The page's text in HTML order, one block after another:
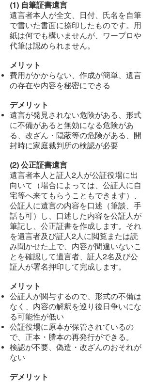
(1) 自筆証書遺言
遺言者本人が全文、日付、氏名を自筆
で書いた書面に捺印したものです。用
紙は何でも構いませんが、ワープロや
代筆は認められません。
メリット
費用がかからない、作成が簡単、遺言
の存在や内容を秘密にできる
デメリット
遺言が発見されない危険がある、形式
に不備があると無効になる危険があ
る、改ざん・隠蔽等の危険がある、開
封時に家庭裁判所の検認が必要
(2) 公正証書遺言
遺言者本人と証人2人が公証役場に出
向いて（場合によっては、公証人に自
宅等へ来てもらうこともできます）、
公証人に遺言の内容を口述（筆談、手
話も可）し、口述した内容を公証人が
筆記し、公正証書を作成します。それ
を遺言者及び証人2人に閲覧または読
み聞かせた上で、内容が間違いないこ
とを確認して遺言者、証人2名及び公
証人が署名押印して完成します。
メリット
公証人が関与するので、形式の不備は
なく、内容の解釈を巡り後日争いにな
る可能性が低い
公証役場に原本が保管されているの
で、正本・謄本の再発行ができる。
検認が不要、偽造・改ざんのおそれが
ない
デメリット